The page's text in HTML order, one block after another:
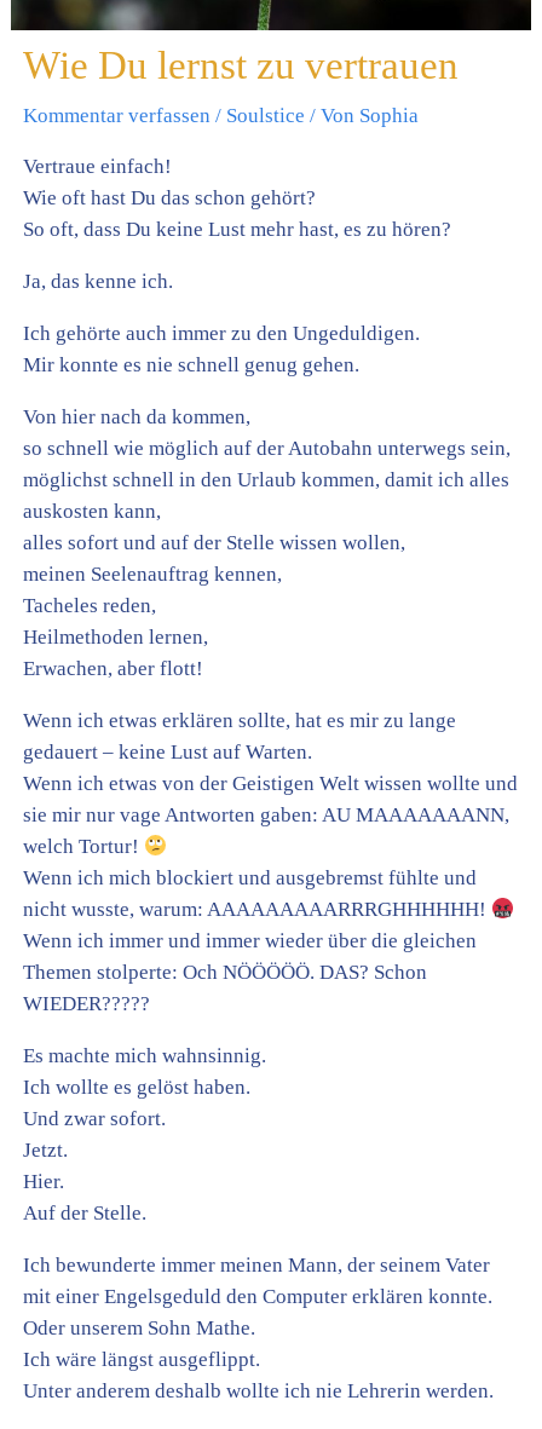
Wie Du lernst zu vertrauen
Kommentar verfassen / Soulstice / Von Sophia
Vertraue einfach!
Wie oft hast Du das schon gehört?
So oft, dass Du keine Lust mehr hast, es zu hören?
Ja, das kenne ich.
Ich gehörte auch immer zu den Ungeduldigen.
Mir konnte es nie schnell genug gehen.
Von hier nach da kommen,
so schnell wie möglich auf der Autobahn unterwegs sein,
möglichst schnell in den Urlaub kommen, damit ich alles
auskosten kann,
alles sofort und auf der Stelle wissen wollen,
meinen Seelenauftrag kennen,
Tacheles reden,
Heilmethoden lernen,
Erwachen, aber flott!
Wenn ich etwas erklären sollte, hat es mir zu lange
gedauert – keine Lust auf Warten.
Wenn ich etwas von der Geistigen Welt wissen wollte und
sie mir nur vage Antworten gaben: AU MAAAAAAANN,
welch Tortur!
Wenn ich mich blockiert und ausgebremst fühlte und
nicht wusste, warum: AAAAAAAAARRRGHHHHHH!
Wenn ich immer und immer wieder über die gleichen
Themen stolperte: Och NÖÖÖÖÖ. DAS? Schon
WIEDER?????
Es machte mich wahnsinnig.
Ich wollte es gelöst haben.
Und zwar sofort.
Jetzt.
Hier.
Auf der Stelle.
Ich bewunderte immer meinen Mann, der seinem Vater
mit einer Engelsgeduld den Computer erklären konnte.
Oder unserem Sohn Mathe.
Ich wäre längst ausgeflippt.
Unter anderem deshalb wollte ich nie Lehrerin werden.